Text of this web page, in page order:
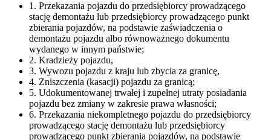
1. Przekazania pojazdu do przedsiębiorcy prowadzącego
stację demontażu lub przedsiębiorcy prowadzącego punkt
zbierania pojazdów, na podstawie zaświadczenia o
demontażu pojazdu albo równoważnego dokumentu
wydanego w innym państwie;
2. Kradzieży pojazdu,
3. Wywozu pojazdu z kraju lub zbycia za granicę,
4. Zniszczenia (kasacji) pojazdu za granicą;
5. Udokumentowanej trwałej i zupełnej utraty posiadania
pojazdu bez zmiany w zakresie prawa własności;
6. Przekazania niekompletnego pojazdu do przedsiębiorcy
prowadzącego stację demontażu lub przedsiębiorcy
prowadzącego punkt zbierania pojazdów, na podstawie